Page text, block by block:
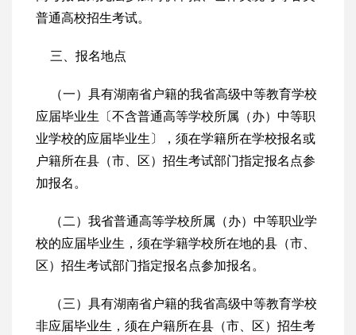
普通高校招生考试。
三、报名地点
（一）具有湖南省户籍的我省高级中等教育学校
应届毕业生〔不含普通高等学校所属（办）中等职
业学校的应届毕业生〕，须在学籍所在学校报名或
户籍所在县（市、区）招生考试部门指定报名点参
加报名。
（二）我省普通高等学校所属（办）中等职业学
校的应届毕业生，须在学籍学校所在地的县（市、
区）招生考试部门指定报名点参加报名。
（三）具有湖南省户籍的我省高级中等教育学校
非应届毕业生，须在户籍所在县（市、区）招生考